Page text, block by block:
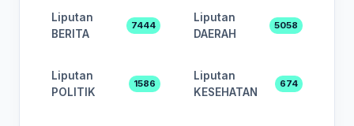
Liputan
BERITA
7444
Liputan
DAERAH
5058
Liputan
POLITIK
1586
Liputan
KESEHATAN
674